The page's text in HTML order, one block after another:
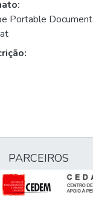
Portable Document
PARCEIROS